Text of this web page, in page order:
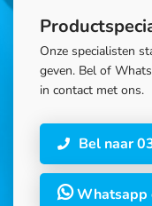
Onze specialisten
geven. Bel of
in contact met ons.
Bel naar
Whatsapp